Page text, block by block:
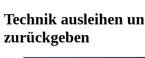
Technik ausleihen
zurückgeben